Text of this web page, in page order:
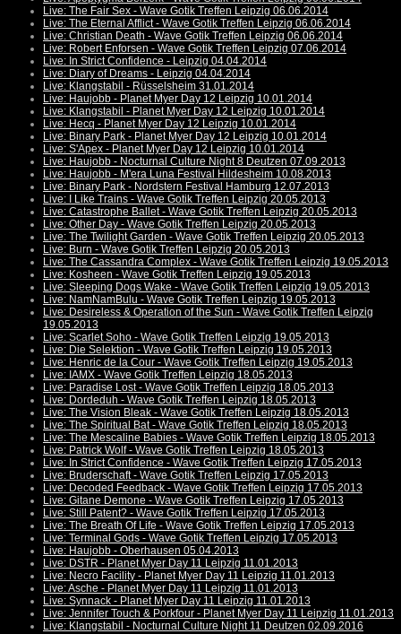
Live: The Fair Sex - Wave Gotik Treffen Leipzig 06.06.2014
Live: The Eternal Afflict - Wave Gotik Treffen Leipzig 06.06.2014
Live: Christian Death - Wave Gotik Treffen Leipzig 06.06.2014
Live: Robert Enforsen - Wave Gotik Treffen Leipzig 07.06.2014
Live: In Strict Confidence - Leipzig 04.04.2014
Live: Diary of Dreams - Leipzig 04.04.2014
Live: Klangstabil - Rüsselsheim 31.01.2014
Live: Haujobb - Planet Myer Day 12 Leipzig 10.01.2014
Live: Klangstabil - Planet Myer Day 12 Leipzig 10.01.2014
Live: Hecq - Planet Myer Day 12 Leipzig 10.01.2014
Live: Binary Park - Planet Myer Day 12 Leipzig 10.01.2014
Live: S'Apex - Planet Myer Day 12 Leipzig 10.01.2014
Live: Haujobb - Nocturnal Culture Night 8 Deutzen 07.09.2013
Live: Haujobb - M'era Luna Festival Hildesheim 10.08.2013
Live: Binary Park - Nordstern Festival Hamburg 12.07.2013
Live: I Like Trains - Wave Gotik Treffen Leipzig 20.05.2013
Live: Catastrophe Ballet - Wave Gotik Treffen Leipzig 20.05.2013
Live: Other Day - Wave Gotik Treffen Leipzig 20.05.2013
Live: The Twilight Garden - Wave Gotik Treffen Leipzig 20.05.2013
Live: Burn - Wave Gotik Treffen Leipzig 20.05.2013
Live: The Cassandra Complex - Wave Gotik Treffen Leipzig 19.05.2013
Live: Kosheen - Wave Gotik Treffen Leipzig 19.05.2013
Live: Sleeping Dogs Wake - Wave Gotik Treffen Leipzig 19.05.2013
Live: NamNamBulu - Wave Gotik Treffen Leipzig 19.05.2013
Live: Desireless & Operation of the Sun - Wave Gotik Treffen Leipzig
19.05.2013
Live: Scarlet Soho - Wave Gotik Treffen Leipzig 19.05.2013
Live: Die Selektion - Wave Gotik Treffen Leipzig 19.05.2013
Live: Henric de la Cour - Wave Gotik Treffen Leipzig 19.05.2013
Live: IAMX - Wave Gotik Treffen Leipzig 18.05.2013
Live: Paradise Lost - Wave Gotik Treffen Leipzig 18.05.2013
Live: Dordeduh - Wave Gotik Treffen Leipzig 18.05.2013
Live: The Vision Bleak - Wave Gotik Treffen Leipzig 18.05.2013
Live: The Spiritual Bat - Wave Gotik Treffen Leipzig 18.05.2013
Live: The Mescaline Babies - Wave Gotik Treffen Leipzig 18.05.2013
Live: Patrick Wolf - Wave Gotik Treffen Leipzig 18.05.2013
Live: In Strict Confidence - Wave Gotik Treffen Leipzig 17.05.2013
Live: Bruderschaft - Wave Gotik Treffen Leipzig 17.05.2013
Live: Decoded Feedback - Wave Gotik Treffen Leipzig 17.05.2013
Live: Gitane Demone - Wave Gotik Treffen Leipzig 17.05.2013
Live: Still Patent? - Wave Gotik Treffen Leipzig 17.05.2013
Live: The Breath Of Life - Wave Gotik Treffen Leipzig 17.05.2013
Live: Terminal Gods - Wave Gotik Treffen Leipzig 17.05.2013
Live: Haujobb - Oberhausen 05.04.2013
Live: DSTR - Planet Myer Day 11 Leipzig 11.01.2013
Live: Necro Facility - Planet Myer Day 11 Leipzig 11.01.2013
Live: Asche - Planet Myer Day 11 Leipzig 11.01.2013
Live: Synnack - Planet Myer Day 11 Leipzig 11.01.2013
Live: Jennifer Touch & Porkfour - Planet Myer Day 11 Leipzig 11.01.2013
Live: Klangstabil - Nocturnal Culture Night 11 Deutzen 02.09.2016